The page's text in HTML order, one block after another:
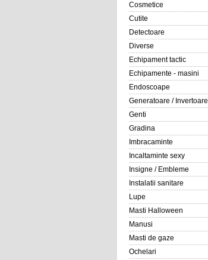
Cosmetice
Cutite
Detectoare
Diverse
Echipament tactic
Echipamente - masini
Endoscoape
Generatoare / Invertoare
Genti
Gradina
Imbracaminte
Incaltaminte sexy
Insigne / Embleme
Instalatii sanitare
Lupe
Masti Halloween
Manusi
Masti de gaze
Ochelari